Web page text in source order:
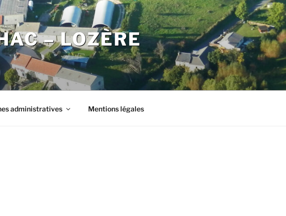
– LOZÈRE
administratives Mentions légales